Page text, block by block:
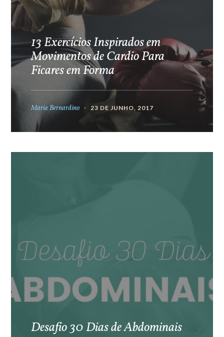
13 Exercícios Inspirados em
Movimentos de Cardio Para
Ficares em Forma
Maria Bernardino 23 DE JUNHO, 2017
Desafio 30 Dias de Abdominais